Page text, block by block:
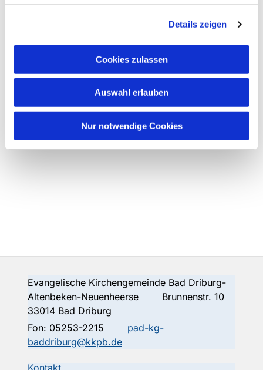
Details zeigen
Cookies zulassen
Auswahl erlauben
Nur notwendige Cookies
Evangelische Kirchengemeinde Bad Driburg-
Altenbeken-Neuenheerse Brunnenstr. 10
33014 Bad Driburg
Fon: 05253-2215
pad-kg-
baddriburg@kkpb.de